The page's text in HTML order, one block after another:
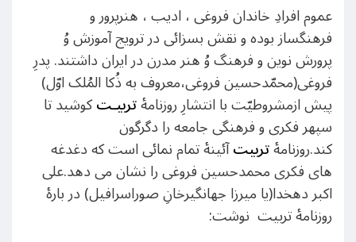
عموم افرادِ خاندان فروغی ، ادیب ، هنرپرور و
فرهنگساز بوده و نقش بسزائی در ترویج آموزش وُ
پرورش نوین و فرهنگ وُ هنر مدرن در ایران داشتند. پدرِ
فروغی(محمّدحسین فروغی،معروف به ذُکا المُلک اوّل)
پیش ازمشروطیّت با انتشارِ روزنامۀتربیـتکوشید تا
سپهر فکری و فرهنگی جامعه را دگرگون
کند.روزنامۀتربیتآئینۀ تمام نمائی است که دغدغه
های فکری محمدحسین فروغی را نشان می دهد.علی
اکبر دهخدا(یا میرزا جهانگیرخانِ صوراسرافیل) در بارۀ
روزنامۀ تربیت نوشت: